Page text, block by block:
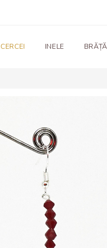
CERCEI INELE